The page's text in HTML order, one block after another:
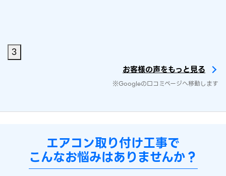
3
お客様の声をもっと見る
※Googleの口コミページへ移動します
エアコン取り付け工事で
こんなお悩みはありませんか？